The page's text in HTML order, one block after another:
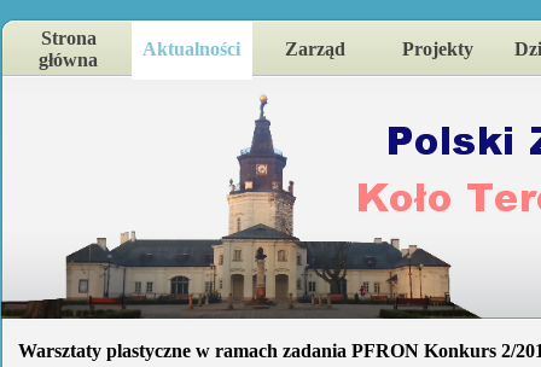
Strona
główna
Aktualności Zarząd Projekty
Warsztaty plastyczne w ramach zadania PFRON Konkurs 2/